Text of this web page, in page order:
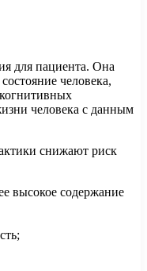
для пациента. Она
человека,
человека с данным
снижают риск
высокое содержание